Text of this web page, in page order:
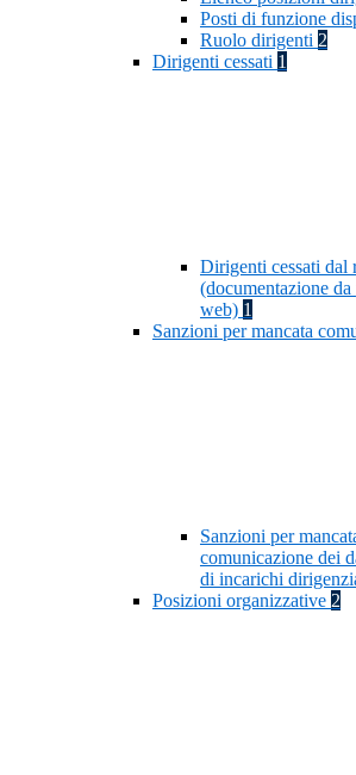
Posti di funzione
Ruolo dirigenti 2
Dirigenti cessati 1
Dirigenti cessati dal
(documentazione
web) 1
Sanzioni per mancata
Sanzioni per
comunicazione dei
di incarichi
Posizioni organizzative 2